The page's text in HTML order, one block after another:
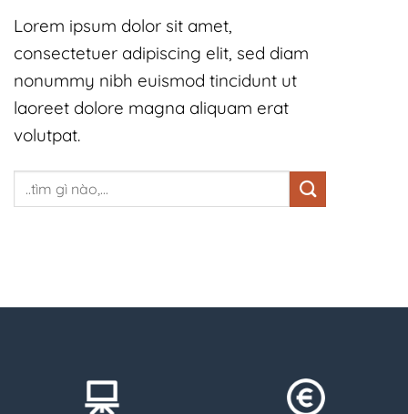
Lorem ipsum dolor sit amet,
consectetuer adipiscing elit, sed diam
nonummy nibh euismod tincidunt ut
laoreet dolore magna aliquam erat
volutpat.